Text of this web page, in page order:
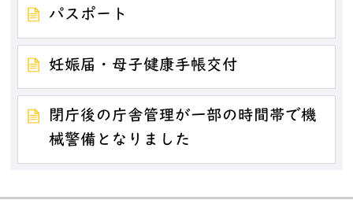
パスポート
妊娠届・母子健康手帳交付
閉庁後の庁舎管理が一部の時間帯で機
械警備となりました